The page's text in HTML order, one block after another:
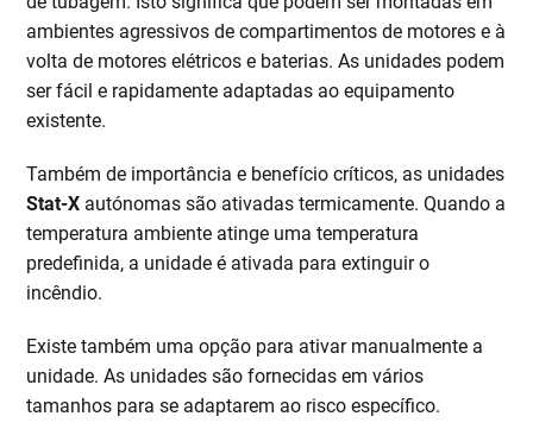
ambientes agressivos de compartimentos de motores e à
volta de motores elétricos e baterias. As unidades podem
ser fácil e rapidamente adaptadas ao equipamento
existente.
Também de importância e benefício críticos, as unidades
Stat-X autónomas são ativadas termicamente. Quando a
temperatura ambiente atinge uma temperatura
predefinida, a unidade é ativada para extinguir o
incêndio.
Existe também uma opção para ativar manualmente a
unidade. As unidades são fornecidas em vários
tamanhos para se adaptarem ao risco específico.